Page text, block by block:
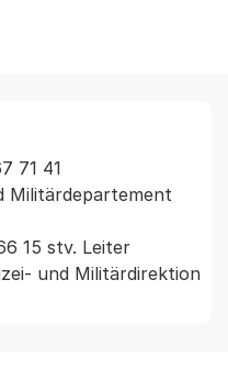
71 41
Militärdepartement
15 stv. Leiter
und Militärdirektion